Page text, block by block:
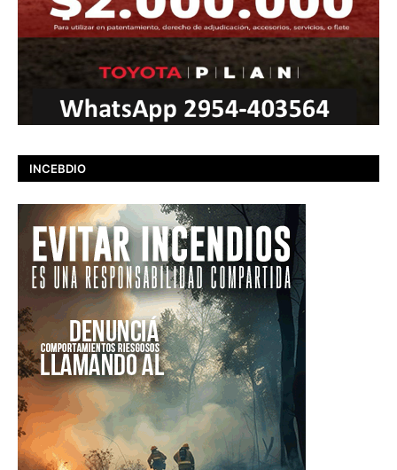
INCEBDIO